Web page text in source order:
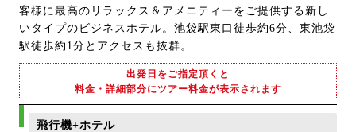
客様に最高のリラックス＆アメニティーをご提供する新し
いタイプのビジネスホテル。池袋駅東口徒歩約6分、東池袋
駅徒歩約1分とアクセスも抜群。
出発日をご指定頂くと
料金・詳細部分にツアー料金が表示されます
飛行機+ホテル